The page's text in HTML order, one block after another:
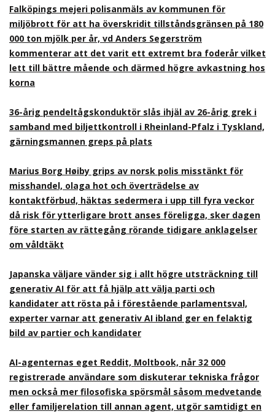
Falköpings mejeri polisanmäls av kommunen för
miljöbrott för att ha överskridit tillståndsgränsen på 180
000 ton mjölk per år, vd Anders Segerström
kommenterar att det varit ett extremt bra foderår vilket
lett till bättre mående och därmed högre avkastning hos
korna
36-årig pendeltågskonduktör slås ihjäl av 26-årig grek i
samband med biljettkontroll i Rheinland-Pfalz i Tyskland,
gärningsmannen greps på plats
Marius Borg Høiby grips av norsk polis misstänkt för
misshandel, olaga hot och överträdelse av
kontaktförbud, häktas sedermera i upp till fyra veckor
då risk för ytterligare brott anses föreligga, sker dagen
före starten av rättegång rörande tidigare anklagelser
om våldtäkt
Japanska väljare vänder sig i allt högre utsträckning till
generativ AI för att få hjälp att välja parti och
kandidater att rösta på i förestående parlamentsval,
experter varnar att generativ AI ibland ger en felaktig
bild av partier och kandidater
AI-agenternas eget Reddit, Moltbook, når 32 000
registrerade användare som diskuterar tekniska frågor
men också mer filosofiska spörsmål såsom medvetande
eller familjerelation till annan agent, utgör samtidigt en